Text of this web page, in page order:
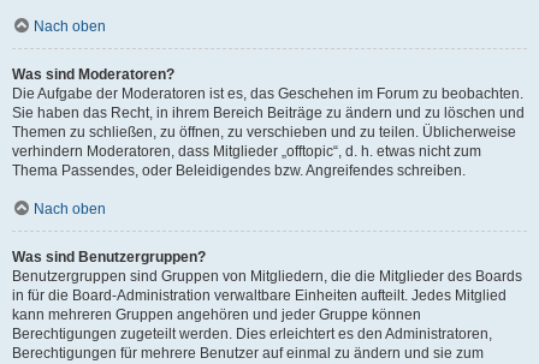
Nach oben
Was sind Moderatoren?
Die Aufgabe der Moderatoren ist es, das Geschehen im Forum zu beobachten.
Sie haben das Recht, in ihrem Bereich Beiträge zu ändern und zu löschen und
Themen zu schließen, zu öffnen, zu verschieben und zu teilen. Üblicherweise
verhindern Moderatoren, dass Mitglieder „offtopic“, d. h. etwas nicht zum
Thema Passendes, oder Beleidigendes bzw. Angreifendes schreiben.
Nach oben
Was sind Benutzergruppen?
Benutzergruppen sind Gruppen von Mitgliedern, die die Mitglieder des Boards
in für die Board-Administration verwaltbare Einheiten aufteilt. Jedes Mitglied
kann mehreren Gruppen angehören und jeder Gruppe können
Berechtigungen zugeteilt werden. Dies erleichtert es den Administratoren,
Berechtigungen für mehrere Benutzer auf einmal zu ändern und sie zum